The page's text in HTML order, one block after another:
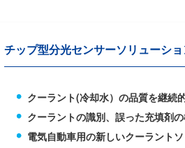
チップ型分光センサーソリューシ
クーラント(冷却水）の品質を継続
クーラントの識別、誤った充填剤
電気自動車用の新しいクーラント